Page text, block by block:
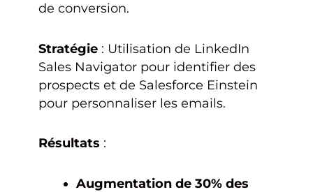
de conversion.
Stratégie: Utilisation de LinkedIn
Sales Navigator pour identifier des
prospects et de Salesforce Einstein
pour personnaliser les emails.
Résultats :
Augmentation de 30% des